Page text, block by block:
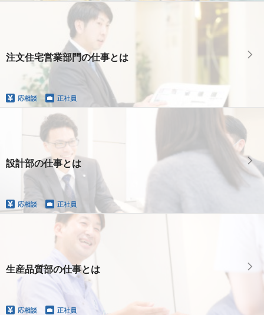
注文住宅営業部門の仕事とは
応相談 正社員
設計部の仕事とは
応相談 正社員
生産品質部の仕事とは
応相談 正社員